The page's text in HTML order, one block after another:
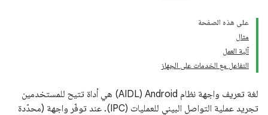
على هذه الصفحة
مثال
آلية العمل
التفاعل مع الخدمات على الجهاز
لغة تعريف واجهة نظام Android ‏(AIDL) هي أداة تتيح للمستخدمين
تجريد عملية التواصل البيني للعمليات (IPC). عند توفّر واجهة (محدّدة